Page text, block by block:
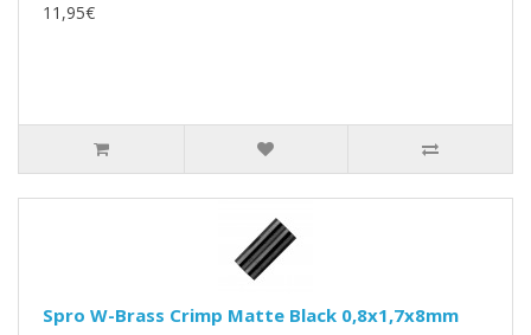
11,95€
Spro W-Brass Crimp Matte Black 0,8x1,7x8mm